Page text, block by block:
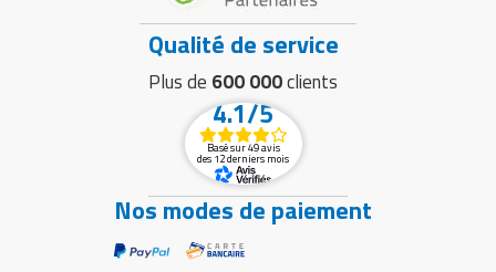
Qualité de service
Plus de 600 000clients
4.1/5
Basé sur 49 avis
des 12 derniers mois
Nos modes de paiement